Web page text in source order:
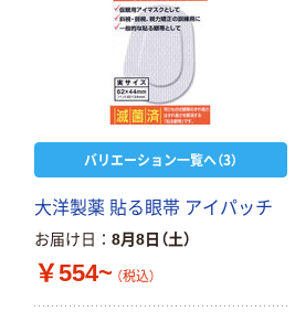
バリエーション一覧へ（3）
大洋製薬 貼る眼帯 アイパッチ
お届け日 8月8日（土）
￥554~ （税込）